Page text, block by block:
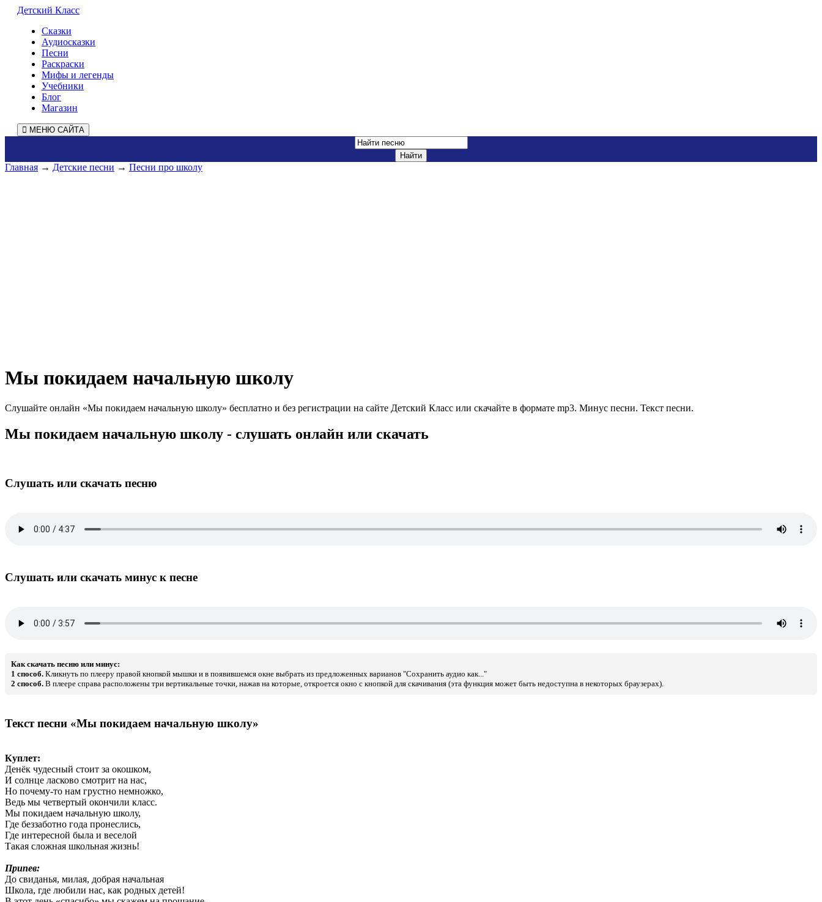
Детский Класс
Сказки
Аудиосказки
Песни
Раскраски
Мифы и легенды
Учебники
Блог
Магазин
МЕНЮ САЙТА
Главная → Детские песни → Песни про школу
Мы покидаем начальную школу
Слушайте онлайн «Мы покидаем начальную школу» бесплатно и без регистрации на сайте Детский Класс или скачайте в формате mp3. Минус песни. Текст песни.
Мы покидаем начальную школу - слушать онлайн или скачать
Слушать или скачать песню
Слушать или скачать минус к песне
Как скачать песню или минус:
1 способ. Кликнуть по плееру правой кнопкой мышки и в появившемся окне выбрать из предложенных варианов "Сохранить аудио как..."
2 способ. В плеере справа расположены три вертикальные точки, нажав на которые, откроется окно с кнопкой для скачивания (эта функция может быть недоступна в некоторых браузерах).
Текст песни «Мы покидаем начальную школу»
Куплет:
Денёк чудесный стоит за окошком,
И солнце ласково смотрит на нас,
Но почему-то нам грустно немножко,
Ведь мы четвертый окончили класс.
Мы покидаем начальную школу,
Где беззаботно года пронеслись,
Где интересной была и веселой
Такая сложная школьная жизнь!
Припев:
До свиданья, милая, добрая начальная
Школа, где любили нас, как родных детей!